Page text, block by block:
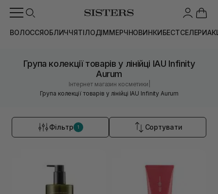
ВОЛОССЯОБЛИЧЧЯТІЛОДІММЕРЧНОВИНКИБЕСТСЕЛЕРИ
Група колекції товарів у лінійці IAU Infinity
Aurum
Інтернет магазин косметики
Група колекції товарів у лінійці IAU Infinity Aurum
Фільтр 1 Сортувати